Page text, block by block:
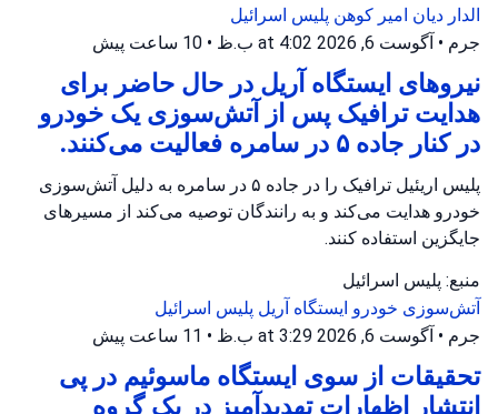
الدار دیان امیر کوهن پلیس اسرائیل
جرم • آگوست 6, 2026 at 4:02 ب.ظ • 10 ساعت پیش
نیروهای ایستگاه آریل در حال حاضر برای
هدایت ترافیک پس از آتش‌سوزی یک خودرو
در کنار جاده ۵ در سامره فعالیت می‌کنند.
پلیس اریئیل ترافیک را در جاده ۵ در سامره به دلیل آتش‌سوزی
خودرو هدایت می‌کند و به رانندگان توصیه می‌کند از مسیرهای
جایگزین استفاده کنند.
منبع: پلیس اسرائیل
آتش‌سوزی خودرو ایستگاه آریل پلیس اسرائیل
جرم • آگوست 6, 2026 at 3:29 ب.ظ • 11 ساعت پیش
تحقیقات از سوی ایستگاه ماسوئیم در پی
انتشار اظهارات تهدیدآمیز در یک گروه